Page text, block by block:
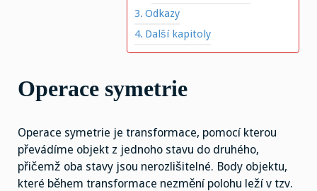
Odkazy
Další kapitoly
Operace symetrie
Operace symetrie je transformace, pomocí kterou
převádíme objekt z jednoho stavu do druhého,
přičemž oba stavy jsou nerozlišitelné. Body objektu,
které během transformace nezmění polohu leží v tzv.